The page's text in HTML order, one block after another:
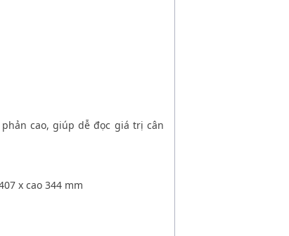
cao, giúp dễ đọc giá trị cân
x cao 344 mm